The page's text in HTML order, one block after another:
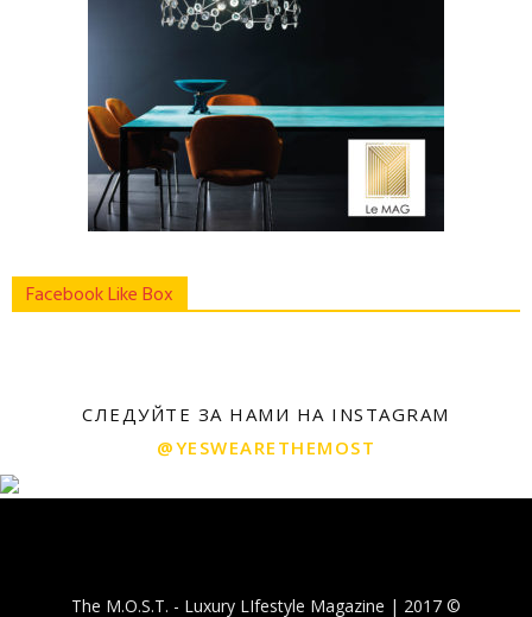
Facebook Like Box
СЛЕДУЙТЕ ЗА НАМИ НА INSTAGRAM
@YESWEARETHEMOST
The M.O.S.T. - Luxury LIfestyle Magazine | 2017 ©